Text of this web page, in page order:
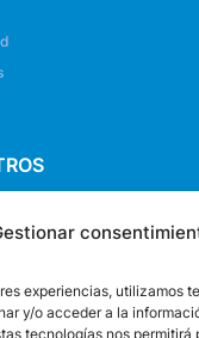
experiencias, utilizamos
y/o acceder a la
tecnologías nos permitirá